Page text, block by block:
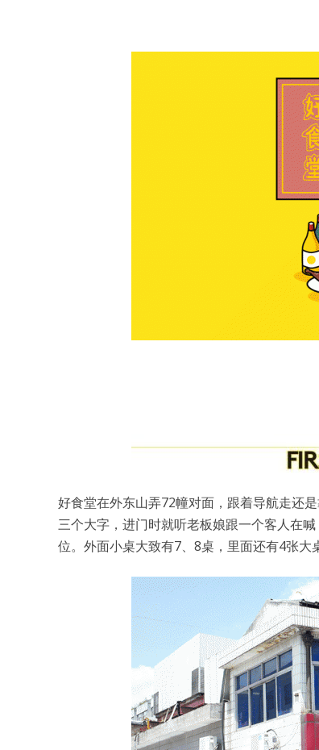
好食堂在外东山弄72幢对面，跟着导航走还
三个大字，进门时就听老板娘跟一个客人在
位。外面小桌大致有7、8桌，里面还有4张大